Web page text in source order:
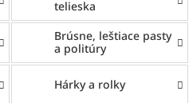
telieska
Brúsne, leštiace pasty
a politúry
Hárky a rolky